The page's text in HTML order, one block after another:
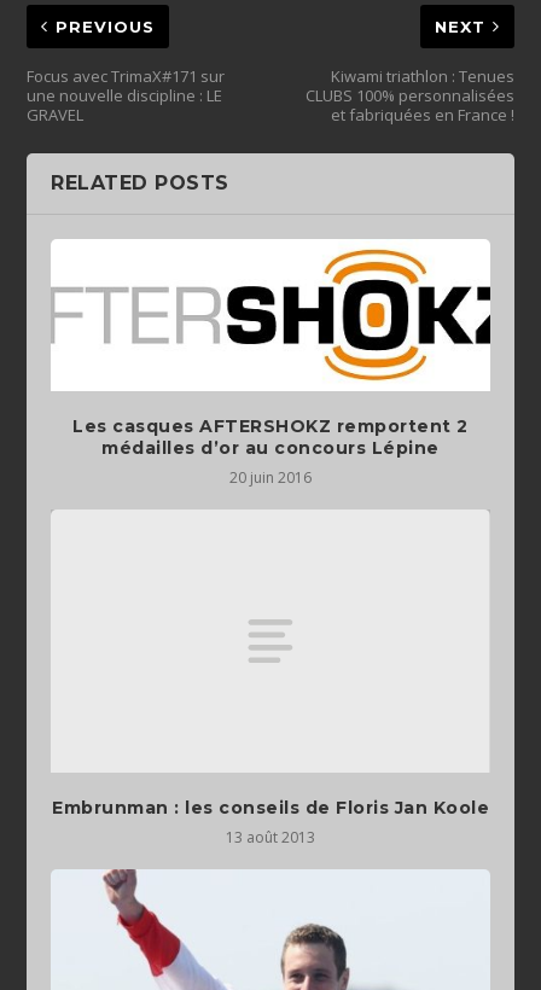
PREVIOUS
Focus avec TrimaX#171 sur
une nouvelle discipline : LE
GRAVEL
NEXT
Kiwami triathlon : Tenues
CLUBS 100% personnalisées
et fabriquées en France !
RELATED POSTS
Les casques AFTERSHOKZ remportent 2
20 juin 2016
Embrunman : les conseils de Floris Jan Koole
13 août 2013